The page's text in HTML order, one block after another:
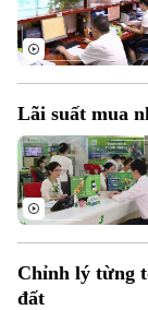
Lãi suất mua
Chỉnh lý từng
đất